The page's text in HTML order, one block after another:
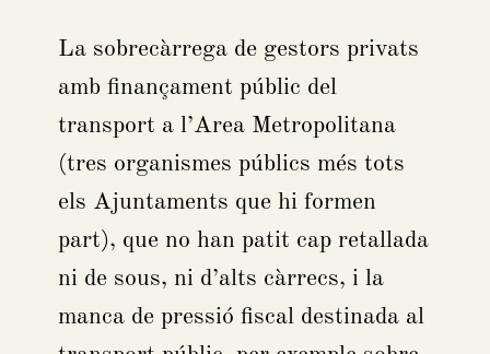
La sobrecàrrega de gestors privats
amb finançament públic del
transport a l’Area Metropolitana
(tres organismes públics més tots
els Ajuntaments que hi formen
part), que no han patit cap retallada
ni de sous, ni d’alts càrrecs, i la
manca de pressió fiscal destinada al